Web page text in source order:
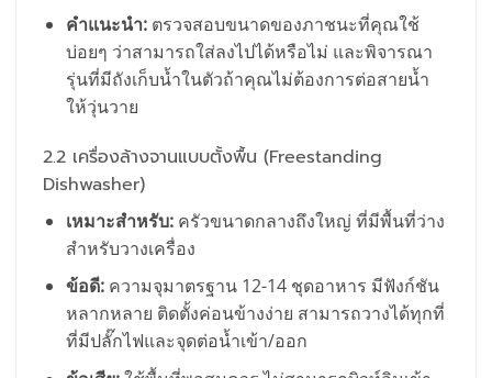
คำแนะนำ:ตรวจสอบขนาดของภาชนะที่คุณใช้
บ่อยๆ ว่าสามารถใส่ลงไปได้หรือไม่ และพิจารณา
รุ่นที่มีถังเก็บน้ำในตัวถ้าคุณไม่ต้องการต่อสายน้ำ
ให้วุ่นวาย
2.2 เครื่องล้างจานแบบตั้งพื้น (Freestanding
Dishwasher)
เหมาะสำหรับ:ครัวขนาดกลางถึงใหญ่ ที่มีพื้นที่ว่าง
สำหรับวางเครื่อง
ข้อดี:ความจุมาตรฐาน 12-14 ชุดอาหาร มีฟังก์ชัน
หลากหลาย ติดตั้งค่อนข้างง่าย สามารถวางได้ทุกที่
ที่มีปลั๊กไฟและจุดต่อน้ำเข้า/ออก